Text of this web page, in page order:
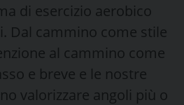
di esercizio aerobico
Dal cammino come stile
al cammino come
e breve e le nostre
valorizzare angoli più o